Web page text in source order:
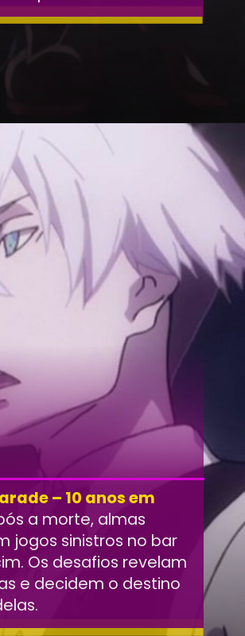
– 10 anos em
a morte, almas
jogos sinistros no bar
Os desafios revelam
e decidem o destino